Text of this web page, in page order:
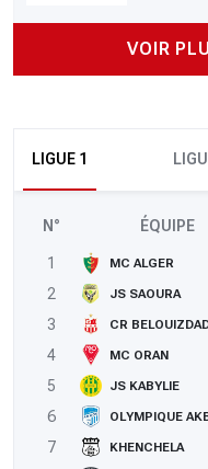
VOIR
LIGUE 1
N° ÉQUIPE
1 MC ALGER
2
JS SAOURA
3
CR
4
MC ORAN
5
JS KABYLIE
6
OLYMPIQUE
7
KHENCHELA